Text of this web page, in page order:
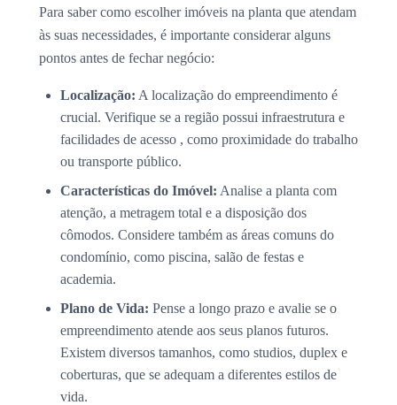
Para saber como escolher imóveis na planta que atendam
às suas necessidades, é importante considerar alguns
pontos antes de fechar negócio:
Localização: A localização do empreendimento é
crucial. Verifique se a região possui infraestrutura e
facilidades de acesso , como proximidade do trabalho
ou transporte público.
Características do Imóvel: Analise a planta com
atenção, a metragem total e a disposição dos
cômodos. Considere também as áreas comuns do
condomínio, como piscina, salão de festas e
academia.
Plano de Vida: Pense a longo prazo e avalie se o
empreendimento atende aos seus planos futuros.
Existem diversos tamanhos, como studios, duplex e
coberturas, que se adequam a diferentes estilos de
vida.